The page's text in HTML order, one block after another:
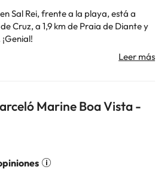
Sal Rei, frente a la playa, está a
Cruz, a 1,9 km de Praia de Diante y
de servicios para que tu
y piscina para que puedas
bajo el sol.
TV, aire acondicionado, caja fuerte
ducha o bañera y secador de pelo.
Marine Boa Vista -